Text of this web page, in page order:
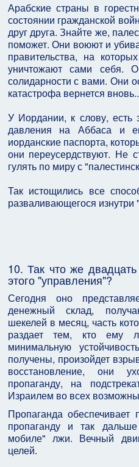
Арабские страны в
состоянии гражданской
друг друга. Знайте же,
поможет. Они воюют и
правительства, на
уничтожают сами себя.
солидарности с вами. Они
катастрофа вернется
У Иордании, к слову, есть
давления на Аббаса и
иорданские паспорта,
они переусердствуют. Не
гулять по миру с
Так истощились все
разваливающегося изнутри
10. Так что же
этого "управления"?
Сегодня оно
денежный склад,
шекелей в месяц, часть
раздает тем, кто ему
минимальную
получены, произойдет
восстановление, они
пропаганду, на
Израилем во всех
Пропаганда обеспечивает
пропаганду и так
мобиле" лжи. Вечный
целей.